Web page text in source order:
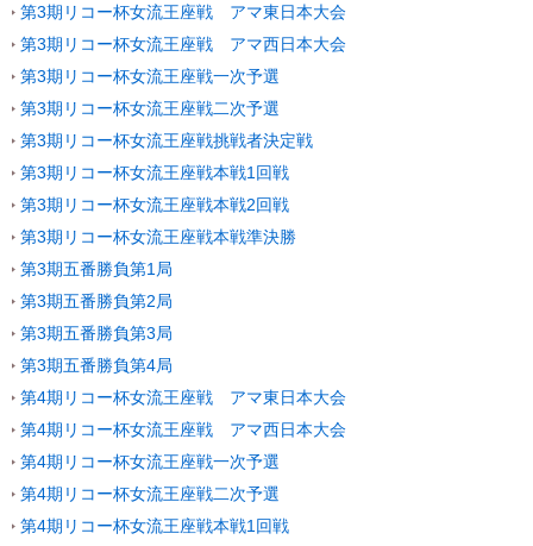
第3期リコー杯女流王座戦 アマ東日本大会
第3期リコー杯女流王座戦 アマ西日本大会
第3期リコー杯女流王座戦一次予選
第3期リコー杯女流王座戦二次予選
第3期リコー杯女流王座戦挑戦者決定戦
第3期リコー杯女流王座戦本戦1回戦
第3期リコー杯女流王座戦本戦2回戦
第3期リコー杯女流王座戦本戦準決勝
第3期五番勝負第1局
第3期五番勝負第2局
第3期五番勝負第3局
第3期五番勝負第4局
第4期リコー杯女流王座戦 アマ東日本大会
第4期リコー杯女流王座戦 アマ西日本大会
第4期リコー杯女流王座戦一次予選
第4期リコー杯女流王座戦二次予選
第4期リコー杯女流王座戦本戦1回戦